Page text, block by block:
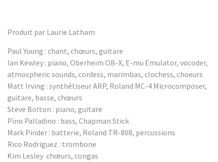
Produit par Laurie Latham
Paul Young : chant, chœurs, guitare
Ian Kewley : piano, Oberheim OB-X, E-mu Emulator, vocoder,
atmospheric sounds, cordess, marimbas, clochess, choeurs
Matt Irving : synthétiseur ARP, Roland MC-4 Microcomposer,
guitare, basse, chœurs
Steve Bolton : piano, guitare
Pino Palladino : bass, Chapman Stick
Mark Pinder : batterie, Roland TR-808, percussions
Rico Rodriguez : trombone
Kim Lesley chœurs, congas